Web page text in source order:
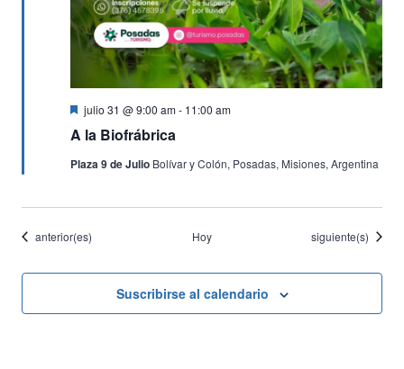
A la Biofrábrica
Destacado
julio 31 @ 9:00 am- 11:00 am
Plaza 9 de Julio Bolívar y Colón, Posadas, Misiones, Argentina
Eventos
anterior(es) Hoy Eventos
siguiente(s)
Suscribirse al calendario